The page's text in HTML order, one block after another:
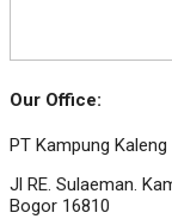
Our Office:
PT Kampung
Jl RE. Sulaeman.
Bogor 16810